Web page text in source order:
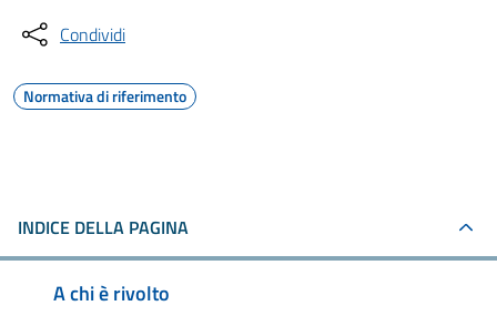
Condividi
Normativa di riferimento
INDICE DELLA PAGINA
A chi è rivolto